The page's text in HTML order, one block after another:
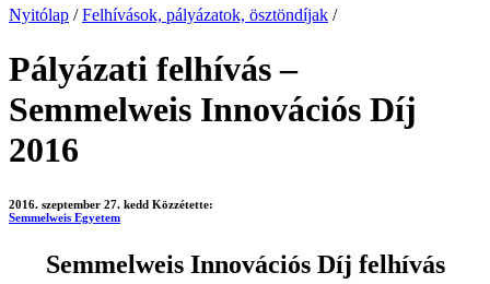
Nyitólap / Felhívások, pályázatok, ösztöndíjak /
Pályázati felhívás –
Semmelweis Innovációs Díj
2016
2016. szeptember 27. kedd Közzétette:
Semmelweis Egyetem
Semmelweis Innovációs Díj felhívás